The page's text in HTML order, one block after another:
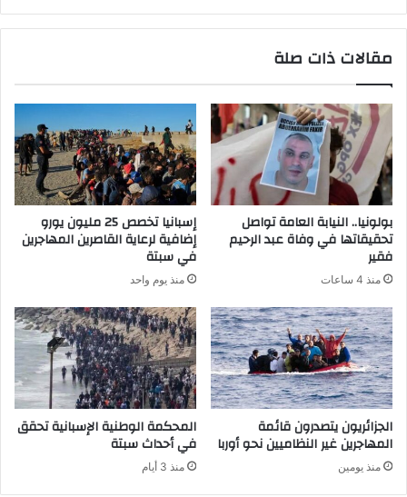
مقالات ذات صلة
بولونيا.. النيابة العامة تواصل
تحقيقاتها في وفاة عبد الرحيم
فقير
منذ 4 ساعات
إسبانيا تخصص 25 مليون يورو
إضافية لرعاية القاصرين المهاجرين
في سبتة
منذ يوم واحد
الجزائريون يتصدرون قائمة
المهاجرين غير النظاميين نحو أوربا
منذ يومين
المحكمة الوطنية الإسبانية تحقق
في أحداث سبتة
منذ 3 أيام